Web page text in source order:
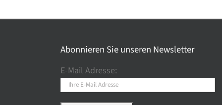
mehrere
auf.
Optionen
können
Abonnieren Sie unseren Newsletter
E-Mail Adresse: